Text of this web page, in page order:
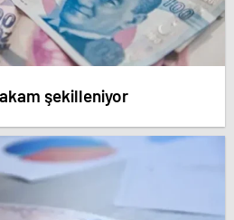
şekilleniyor